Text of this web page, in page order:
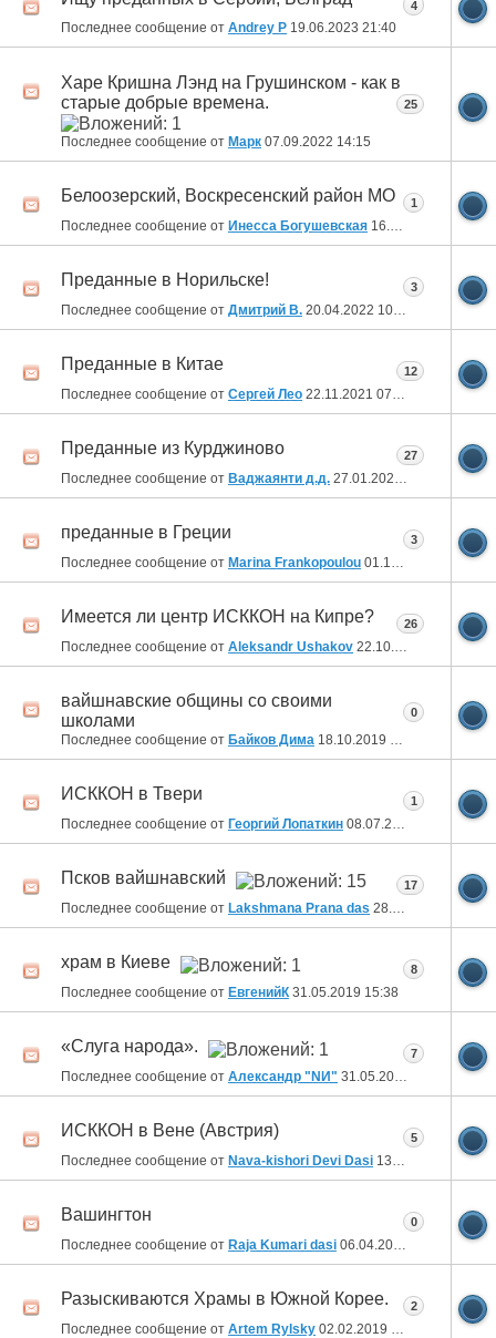
Последнее сообщение от Andrey P 19.06.2023 21:40
4
Харе Кришна Лэнд на Грушинском - как в
старые добрые времена.
Последнее сообщение от Марк 07.09.2022 14:15
25
Белоозерский, Воскресенский район МО
Последнее сообщение от Инесса Богушевская 16.06.2022 03:03
1
Преданные в Норильске!
Последнее сообщение от Дмитрий В. 20.04.2022 10:08
3
Преданные в Китае
Последнее сообщение от Сергей Лео 22.11.2021 07:59
12
Преданные из Курджиново
Последнее сообщение от Ваджаянти д.д. 27.01.2020
27
преданные в Греции
Последнее сообщение от Marina Frankopoulou 01.12.2019 18:23
3
Имеется ли центр ИСККОН на Кипре?
Последнее сообщение от Aleksandr Ushakov 22.10.2019
26
вайшнавские общины со своими
школами
Последнее сообщение от Байков Дима 18.10.2019
0
ИСККОН в Твери
Последнее сообщение от Георгий Лопаткин 08.07.2019
1
Псков вайшнавский
Последнее сообщение от Lakshmana Prana das 28.06.2019 10:15
17
храм в Киеве
Последнее сообщение от ЕвгенийК 31.05.2019 15:38
8
«Слуга народа».
Последнее сообщение от Александр "NИ" 31.05.2019
7
ИСККОН в Вене (Австрия)
Последнее сообщение от Nava-kishori Devi Dasi 13.05.2019 12:04
5
Вашингтон
Последнее сообщение от Raja Kumari dasi 06.04.2019
0
Разыскиваются Храмы в Южной Корее.
Последнее сообщение от Artem Rylsky 02.02.2019
2